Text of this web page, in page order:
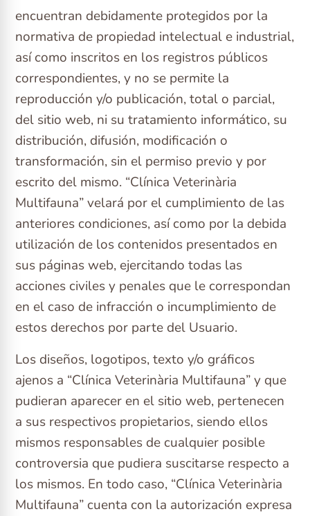
encuentran debidamente protegidos por la
normativa de propiedad intelectual e industrial,
así como inscritos en los registros públicos
correspondientes, y no se permite la
reproducción y/o publicación, total o parcial,
del sitio web, ni su tratamiento informático, su
distribución, difusión, modificación o
transformación, sin el permiso previo y por
escrito del mismo. “Clínica Veterinària
Multifauna” velará por el cumplimiento de las
anteriores condiciones, así como por la debida
utilización de los contenidos presentados en
sus páginas web, ejercitando todas las
acciones civiles y penales que le correspondan
en el caso de infracción o incumplimiento de
estos derechos por parte del Usuario.
Los diseños, logotipos, texto y/o gráficos
ajenos a “Clínica Veterinària Multifauna” y que
pudieran aparecer en el sitio web, pertenecen
a sus respectivos propietarios, siendo ellos
mismos responsables de cualquier posible
controversia que pudiera suscitarse respecto a
los mismos. En todo caso, “Clínica Veterinària
Multifauna” cuenta con la autorización expresa